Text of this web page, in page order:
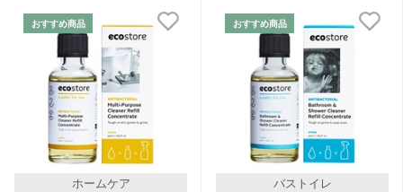
レビューが多い順
おすすめ商品
ホームケア
おすすめ商品
バストイレ